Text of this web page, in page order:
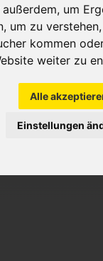
um
um zu
kommen
weiter zu
Alle
Einstellungen
/ Nektar